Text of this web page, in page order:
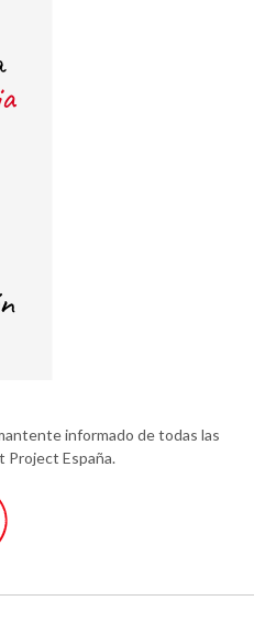
informado de todas las
Project España.